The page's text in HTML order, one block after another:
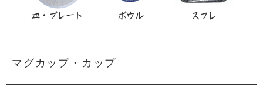
マグカップ・カップ